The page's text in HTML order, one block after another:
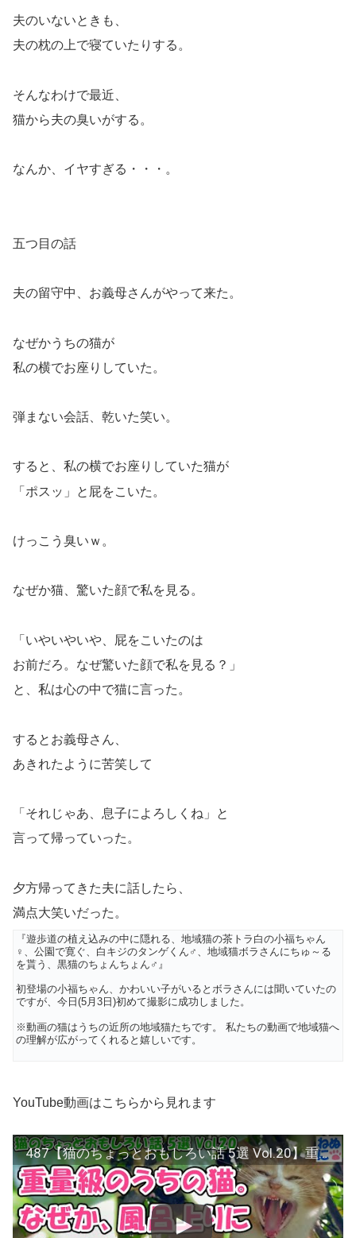
夫のいないときも、
夫の枕の上で寝ていたりする。
そんなわけで最近、
猫から夫の臭いがする。
なんか、イヤすぎる・・・。
五つ目の話
夫の留守中、お義母さんがやって来た。
なぜかうちの猫が
私の横でお座りしていた。
弾まない会話、乾いた笑い。
すると、私の横でお座りしていた猫が
「ポスッ」と屁をこいた。
けっこう臭いｗ。
なぜか猫、驚いた顔で私を見る。
「いやいやいや、屁をこいたのは
お前だろ。なぜ驚いた顔で私を見る？」
と、私は心の中で猫に言った。
するとお義母さん、
あきれたように苦笑して
「それじゃあ、息子によろしくね」と
言って帰っていった。
夕方帰ってきた夫に話したら、
満点大笑いだった。
『遊歩道の植え込みの中に隠れる、地域猫の茶トラ白の小福ちゃん
♀、公園で寛ぐ、白キジのタンゲくん♂、地域猫ボラさんにちゅ～る
を貰う、黒猫のちょんちょん♂』
初登場の小福ちゃん、かわいい子がいるとボラさんには聞いていたの
ですが、今日(5月3日)初めて撮影に成功しました。
※動画の猫はうちの近所の地域猫たちです。 私たちの動画で地域猫へ
の理解が広がってくれると嬉しいです。
YouTube動画はこちらから見れます
487【猫のちょっとおもしろい話 5選 Vol.20】重量級のうちの猫。なぜか、風呂あがりにパンツをはこうとしていると・・・